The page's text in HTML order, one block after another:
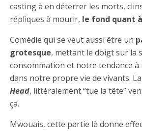
casting à en déterrer les morts,
répliques à mourir, le fond quant
Comédie qui se veut aussi être un
grotesque, mettant le doigt sur la
consommation et notre tendance
dans notre propre vie de vivants.
Head, littéralement “tue la tête”
ça.
Mwouais, cette partie là donne